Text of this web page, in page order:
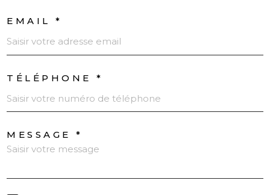
EMAIL *
TÉLÉPHONE *
MESSAGE *